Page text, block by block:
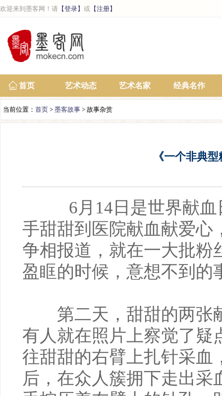
欢迎来到墨客网！请 【登录】 或 【注册】
首页 艺术动态 艺术名家 经典名作
当前位置： 首页 > 墨客故事 > 故事杂赏
《一个非典
6月14日是世界献血
手甜甜到医院献血献爱心
争相报道，就在一大批粉
盈眶的时候，意想不到的
第二天，甜甜的两张
有人就在照片上察觉了
往甜甜的右臂上扎针采血
后，在众人簇拥下走出